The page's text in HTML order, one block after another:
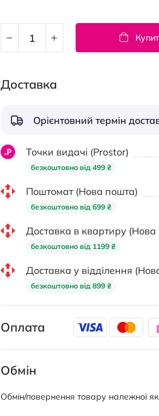
Доставка
Орієнтовний термін
Точки видачі (Prostor)
безкоштовно від 499 ₴
Поштомат (Нова пошта)
безкоштовно від 699 ₴
Доставка в квартиру (Нова
безкоштовно від 1199 ₴
Доставка у відділення
безкоштовно від 899 ₴
Оплата
Обмін
Обмін/повернення товару належної